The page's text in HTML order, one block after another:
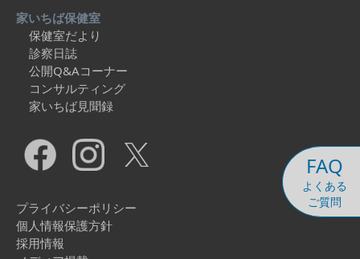
FAQ
よくある
ご質問
家いちば保健室
保健室だより
診察日誌
公開Q&Aコーナー
コンサルティング
家いちば見聞録
プライバシーポリシー
個人情報保護方針
採用情報